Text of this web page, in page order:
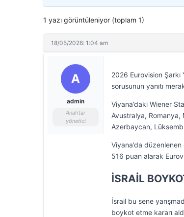
1 yazı görüntüleniyor (toplam 1)
18/05/2026: 1:04 am
A
admin
Anahtar
yönetici
2026 Eurovision Şarkı
sorusunun yanıtı
Viyana’daki Wiener
Avustralya, Romanya,
Azerbaycan,
Viyana’da
516 puan alarak
İSRAİL
İsrail bu sene
boykot etme kararı